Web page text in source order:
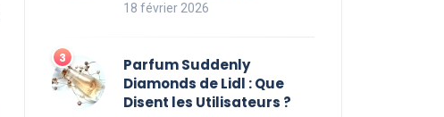
18 février 2026
Parfum Suddenly
Diamonds de Lidl : Que
Disent les Utilisateurs ?